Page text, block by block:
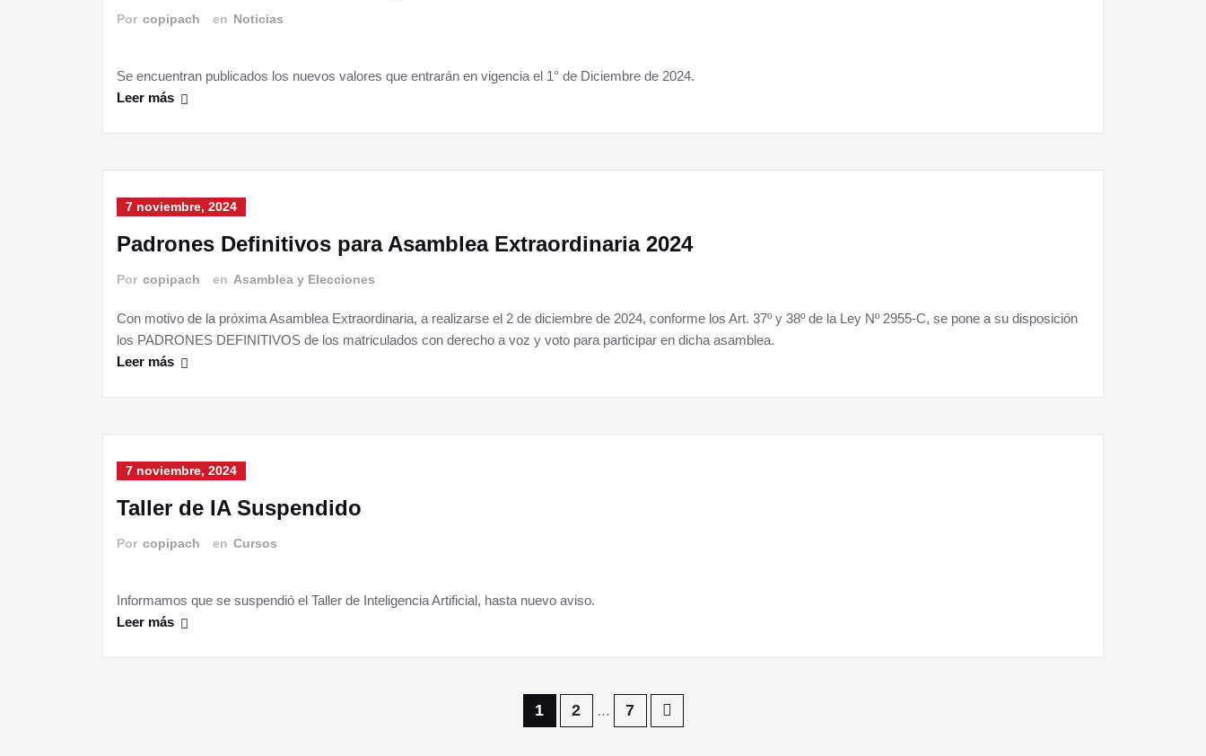
Por copipach en Noticias
Se encuentran publicados los nuevos valores que entrarán en vigencia el 1° de Diciembre de 2024.
Leer más
7 noviembre, 2024
Padrones Definitivos para Asamblea Extraordinaria 2024
Por copipach en Asamblea y Elecciones
Con motivo de la próxima Asamblea Extraordinaria, a realizarse el 2 de diciembre de 2024, conforme los Art. 37º y 38º de la Ley Nº 2955-C, se pone a su disposición
los PADRONES DEFINITIVOS de los matriculados con derecho a voz y voto para participar en dicha asamblea.
Leer más
7 noviembre, 2024
Taller de IA Suspendido
Por copipach en Cursos
Informamos que se suspendió el Taller de Inteligencia Artificial, hasta nuevo aviso.
Leer más
1 2 … 7